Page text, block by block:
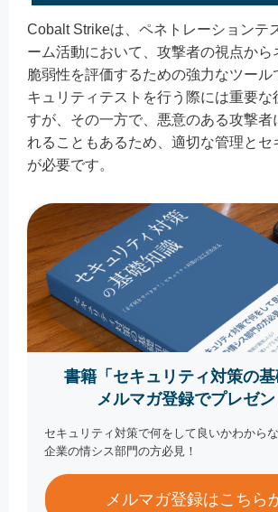
Cobalt Strikeは、ペネトレーションテ
ーム活動において、攻撃者の視点から
脆弱性を評価するための強力なツール
キュリティテストを行う際には重要な
すが、その一方で、悪意のある攻撃者
れることもあるため、適切な管理とセ
が必要です。
書籍「セキュリティ対策の基
メルマガ登録でプレゼン
セキュリティ対策で何をして良いかわから
企業の情シス部門の方必見！
メルマガ登録はこちら